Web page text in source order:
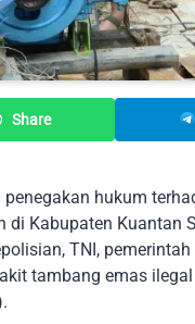
Share
penegakan hukum
di Kabupaten Kuantan
TNI,
tambang emas